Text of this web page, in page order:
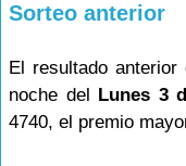
Sorteo anterior
El resultado anterior
noche del Lunes 3
4740, el premio